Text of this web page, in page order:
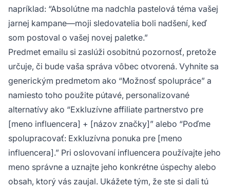
napríklad: “Absolútne ma nadchla pastelová téma vašej
jarnej kampane—moji sledovatelia boli nadšení, keď
som postoval o vašej novej paletke.”
Predmet emailu si zaslúži osobitnú pozornosť, pretože
určuje, či bude vaša správa vôbec otvorená. Vyhnite sa
generickým predmetom ako “Možnosť spolupráce” a
namiesto toho použite pútavé, personalizované
alternatívy ako “Exkluzívne affiliate partnerstvo pre
[meno influencera] + [názov značky]” alebo “Poďme
spolupracovať: Exkluzívna ponuka pre [meno
influencera].” Pri oslovovaní influencera používajte jeho
meno správne a uznajte jeho konkrétne úspechy alebo
obsah, ktorý vás zaujal. Ukážete tým, že ste si dali tú